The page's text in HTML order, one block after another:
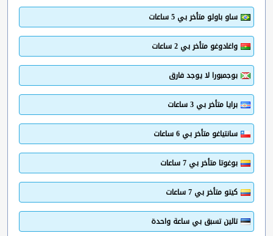
ساو باولو متأخر بي 5 ساعات
واغادوغو متأخر بي 2 ساعات
بوجمبورا لا يوجد فارق
برايا متأخر بي 3 ساعات
سانتياغو متأخر بي 6 ساعات
بوغوتا متأخر بي 7 ساعات
كيتو متأخر بي 7 ساعات
تالين تسبق بي ساعة واحدة